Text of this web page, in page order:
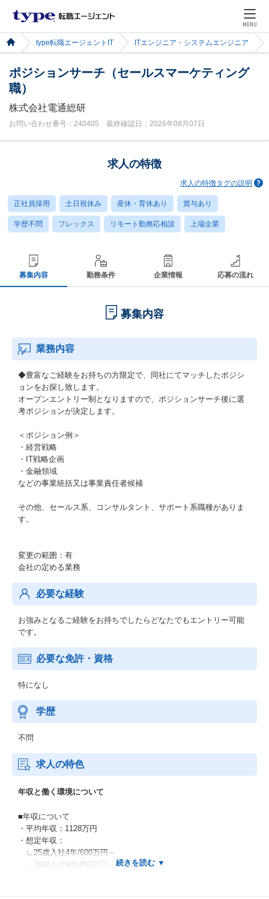
MENU
type転職エージェントIT ITエンジニア・システムエンジニア
ポジションサーチ（セールスマーケティング
職）
株式会社電通総研
お問い合わせ番号：240405 最終確認日：2026年08月07日
求人の特徴
求人の特徴タグの説明
正社員採用 土日祝休み 産休・育休あり 賞与あり
学歴不問 フレックス リモート勤務応相談 上場企業
募集内容 勤務条件 企業情報 応募の流れ
募集内容
業務内容
◆豊富なご経験をお持ちの方限定で、同社にてマッチしたポジシ
ョンをお探し致します。
オープンエントリー制となりますので、ポジションサーチ後に選
考ポジションが決定します。
＜ポジション例＞
・経営戦略
・IT戦略企画
・金融領域
などの事業統括又は事業責任者候補
その他、セールス系、コンサルタント、サポート系職種がありま
す。
変更の範囲：有
会社の定める業務
必要な経験
お強みとなるご経験をお持ちでしたらどなたでもエントリー可能
です。
必要な免許・資格
特になし
学歴
不問
求人の特色
年収と働く環境について
■年収について
・平均年収：1128万円
・想定年収：
∟25歳入社4年/600万円～
∟30歳入社9年/850万円～